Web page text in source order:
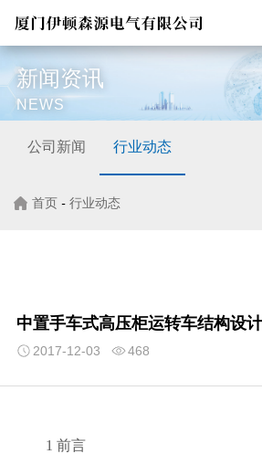
新闻资讯
NEWS
公司新闻 行业动态
首页 - 行业动态
中置手车式高压柜运转车结构设
2017-12-03 468
1 前言